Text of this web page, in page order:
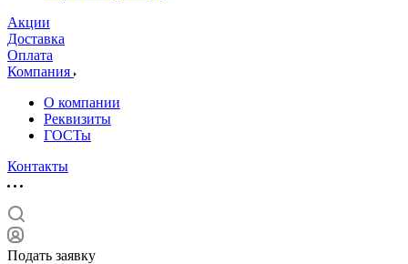
Акции
Доставка
Оплата
Компания
О компании
Реквизиты
ГОСТы
Контакты
Подать заявку